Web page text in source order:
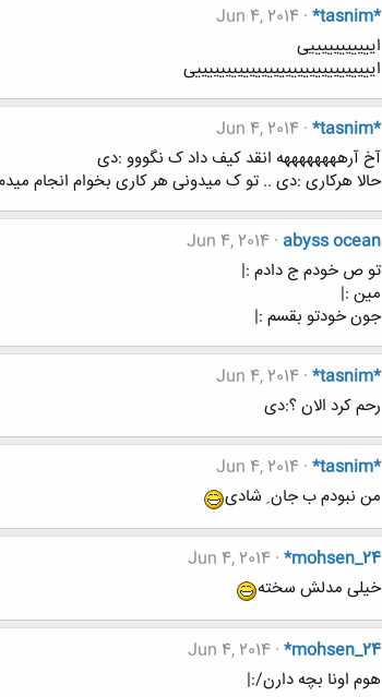
*tasnim*
Jun 4, 2014
ایییییییییییی
اییییییییییییییییییییییییییییییی
*tasnim*
Jun 4, 2014
آخ آرههههههههه انقد کیف داد ک نگووو :دی
حالا هرکاری :دی .. تو ک میدونی هر کاری بخوام انجام
abyss ocean
Jun 4, 2014
تو ص خودم ج دادم :|
مین :|
جون خودتو بقسم :|
*tasnim*
Jun 4, 2014
رحم کرد الان ؟:دی
*tasnim*
Jun 4, 2014
من نبودم ب جان ِ شادی
*mohsen_24
Jun 4, 2014
خیلی مدلش سخته
*mohsen_24
Jun 4, 2014
هوم اونا بچه دارن/:|